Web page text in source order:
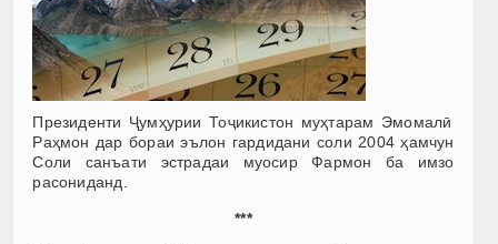
Президенти Ҷумҳурии Тоҷикистон муҳтарам Эмомалӣ
Раҳмон дар бораи эълон гардидани соли 2004 ҳамчун
Соли санъати эстрадаи муосир Фармон ба имзо
расониданд.
***